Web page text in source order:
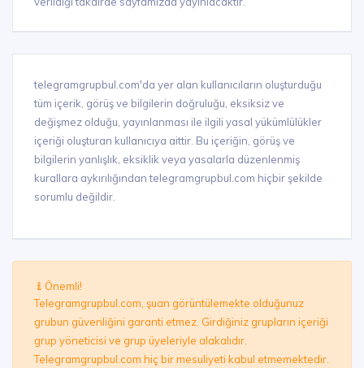
telegramgrupbul.com'da yer alan kullanıcıların oluşturduğu
tüm içerik, görüş ve bilgilerin doğruluğu, eksiksiz ve
değişmez olduğu, yayınlanması ile ilgili yasal yükümlülükler
içeriği oluşturan kullanıcıya aittir. Bu içeriğin, görüş ve
bilgilerin yanlışlık, eksiklik veya yasalarla düzenlenmiş
kurallara aykırılığından telegramgrupbul.com hiçbir şekilde
sorumlu değildir.
Önemli!
Telegramgrupbul.com, şuan görüntülemekte olduğunuz
grubun güvenliğini garanti etmez. Girdiğiniz grupların içeriği
grup yöneticisi ve grup üyeleriyle alakalıdır.
Telegramgrupbul.com hiç bir mesuliyeti kabul etmemektedir.